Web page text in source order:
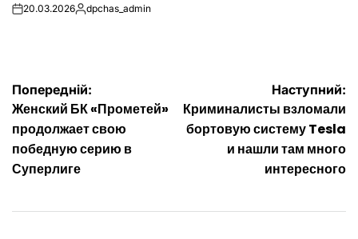
on20.03.2026Опубліковано
dpchas_admin
Навігація
записів
Попередній:
Женский БК «Прометей»
продолжает свою
победную серию в
Суперлиге
Наступний:
Криминалисты взломали
бортовую систему Tesla
и нашли там много
интересного